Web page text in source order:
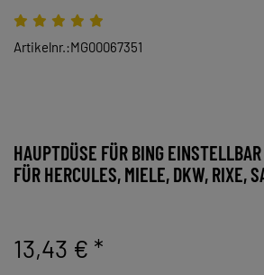
Artikelnr.:MG00067351
HAUPTDÜSE FÜR BING
FÜR HERCULES, MIELE, DKW, RIXE,
13,43 € *